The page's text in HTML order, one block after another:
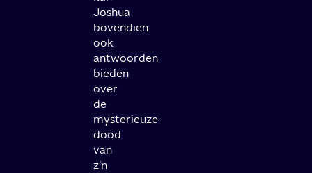
Joshua
bovendien
ook
antwoorden
bieden
over
de
mysterieuze
dood
van
z’n